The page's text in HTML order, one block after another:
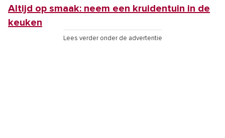
Altijd op smaak: neem een kruidentuin in de
keuken
Lees verder onder de advertentie